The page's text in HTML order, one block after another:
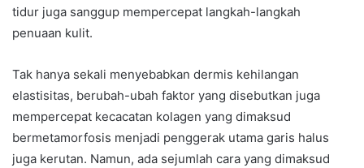
tidur juga sanggup mempercepat langkah-langkah
penuaan kulit.
Tak hanya sekali menyebabkan dermis kehilangan
elastisitas, berubah-ubah faktor yang disebutkan juga
mempercepat kecacatan kolagen yang dimaksud
bermetamorfosis menjadi penggerak utama garis halus
juga kerutan. Namun, ada sejumlah cara yang dimaksud